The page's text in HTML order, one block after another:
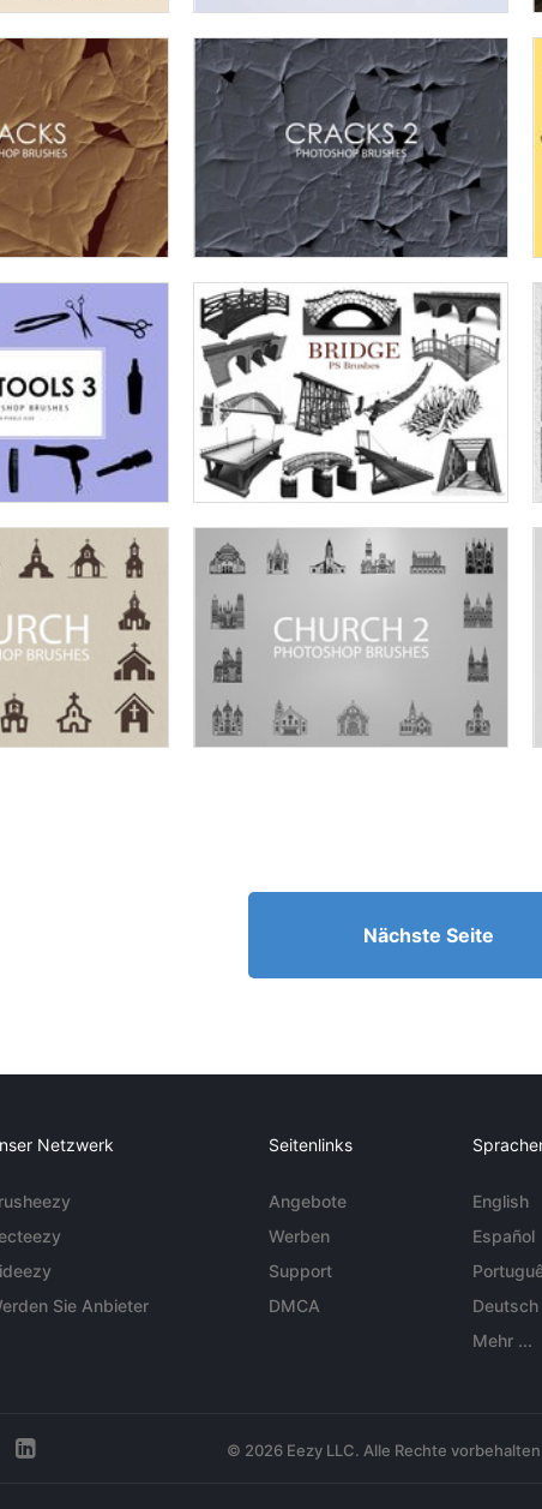
Nächste Seite
Netzwerk
Sie Anbieter
Seitenlinks
Angebote
Werben
Support
DMCA
English
Español
Deutsch
Mehr ...
© 2026 Eezy LLC. Alle Rechte vorbehalten